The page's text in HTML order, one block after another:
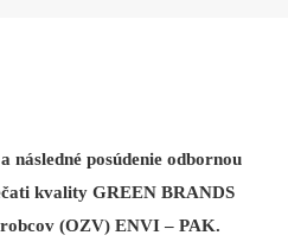
následné posúdenie odbornou
kvality GREEN BRANDS
(OZV) ENVI – PAK.